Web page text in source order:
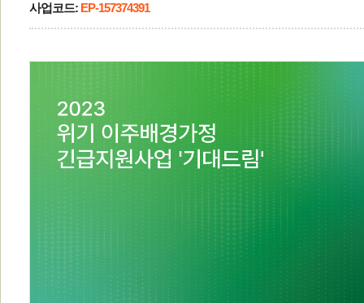
사업코드: EP-157374391